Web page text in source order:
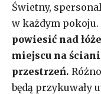
Świetny,
w każdym pokoju.
powiesić nad
miejscu na
przestrzeń.
będą przykuwały